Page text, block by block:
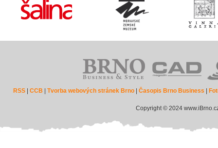
RSS |CCB |Tvorba webových stránek Brno |Časopis Brno Business
Copyright © 2024